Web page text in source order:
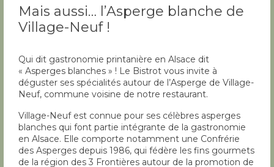
Mais aussi… l’Asperge blanche de
Village-Neuf !
Qui dit gastronomie printanière en Alsace dit
« Asperges blanches » ! Le Bistrot vous invite à
déguster ses spécialités autour de l’Asperge de Village-
Neuf, commune voisine de notre restaurant.
Village-Neuf est connue pour ses célèbres asperges
blanches qui font partie intégrante de la gastronomie
en Alsace. Elle comporte notamment une Confrérie
des Asperges depuis 1986, qui fédère les fins gourmets
de la région des 3 Frontières autour de la promotion de